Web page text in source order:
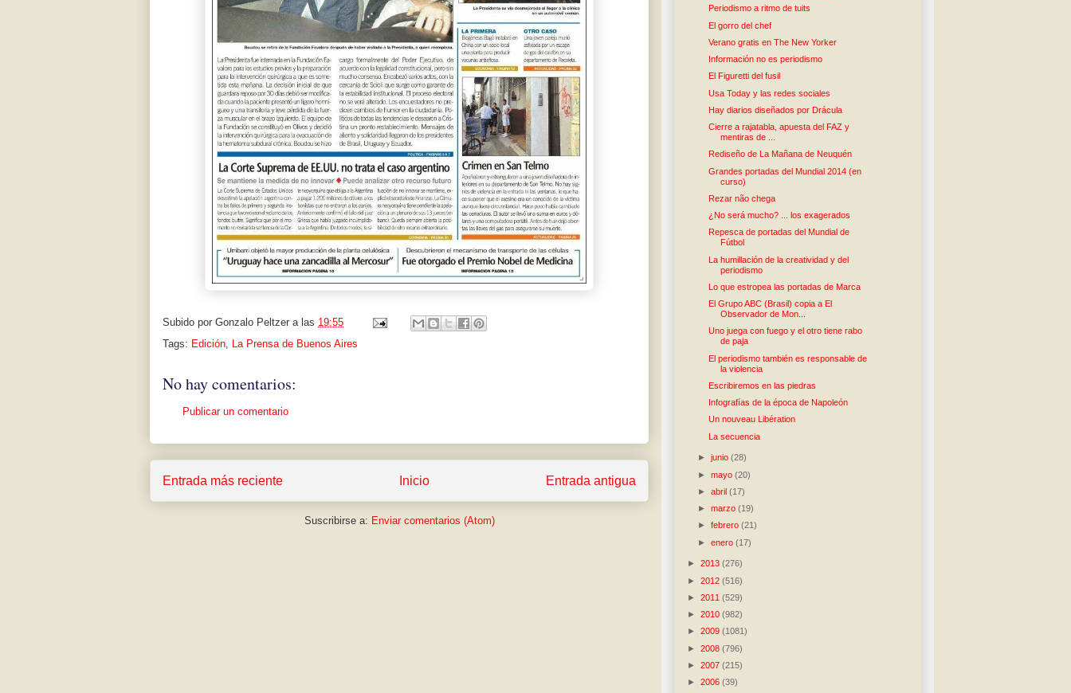
Subido por Gonzalo Peltzer a las 19:55
Tags: Edición, La Prensa de Buenos Aires
No hay comentarios:
Publicar un comentario
Entrada más reciente Entrada antigua
Inicio
Suscribirse a: Enviar comentarios (Atom)
Periodismo a ritmo de tuits
El gorro del chef
Verano gratis en The New Yorker
Información no es periodismo
El Figuretti del fusil
Usa Today y las redes sociales
Hay diarios diseñados por Drácula
Cierre a rajatabla, apuesta del FAZ y
mentiras de ...
Rediseño de La Mañana de Neuquén
Grandes portadas del Mundial 2014 (en
curso)
Rezar não chega
¿No será mucho? ... los exagerados
Repesca de portadas del Mundial de
Fútbol
La humillación de la creatividad y del
periodismo
Lo que estropea las portadas de Marca
El Grupo ABC (Brasil) copia a El
Observador de Mon...
Uno juega con fuego y el otro tiene rabo
de paja
El periodismo también es responsable de
la violencia
Escribiremos en las piedras
Infografías de la época de Napoleón
Un nouveau Libération
La secuencia
►junio(28)
►mayo(20)
►abril(17)
►marzo(19)
►febrero(21)
►enero(17)
► 2013 (276)
► 2012 (516)
► 2011 (529)
► 2010 (982)
► 2009 (1081)
► 2008 (796)
► 2007 (215)
► 2006 (39)